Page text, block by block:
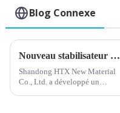
Blog Connexe
Nouveau stabilisateur de plomb composé développé pour des performances améliorées
Shandong HTX New Material
Co., Ltd. a développé un